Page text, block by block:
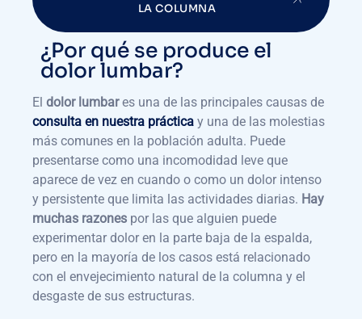
LA COLUMNA
¿Por qué se produce el
dolor lumbar?
El dolor lumbares una de las principales causas de
consulta en nuestra práctica y una de las molestias
más comunes en la población adulta. Puede
presentarse como una incomodidad leve que
aparece de vez en cuando o como un dolor intenso
y persistente que limita las actividades diarias. Hay
muchas razones por las que alguien puede
experimentar dolor en la parte baja de la espalda,
pero en la mayoría de los casos está relacionado
con el envejecimiento natural de la columna y el
desgaste de sus estructuras.